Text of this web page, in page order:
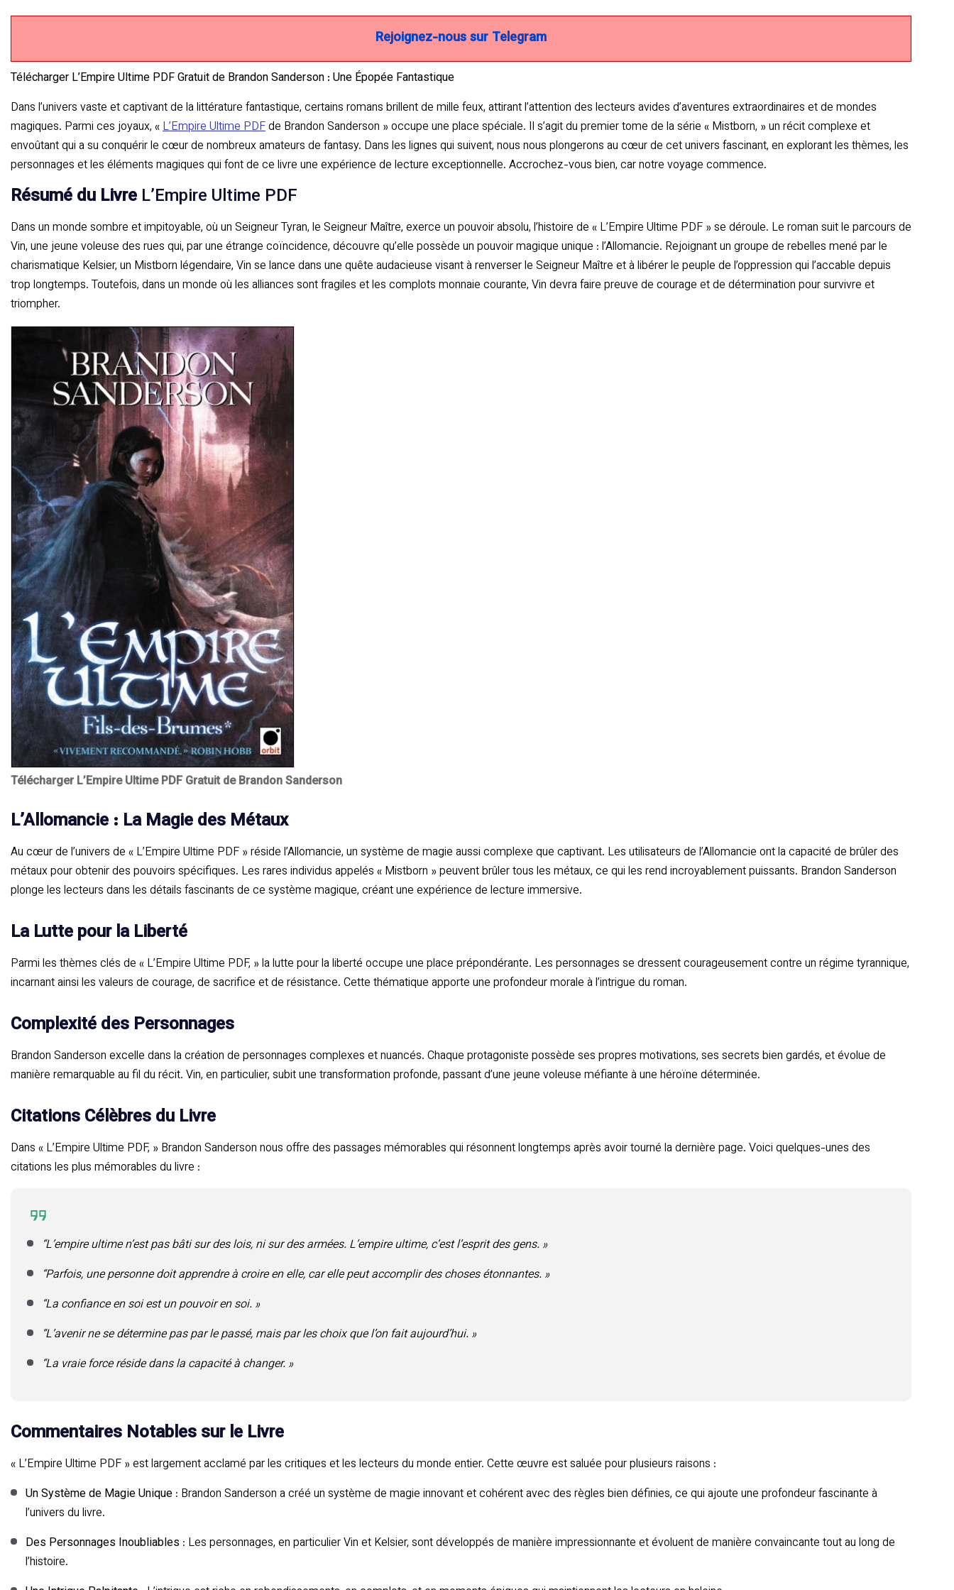
Rejoignez-nous sur Telegram
Télécharger L’Empire Ultime PDF Gratuit de Brandon Sanderson : Une Épopée Fantastique
Dans l’univers vaste et captivant de la littérature fantastique, certains romans brillent de mille feux, attirant l’attention des lecteurs avides d’aventures extraordinaires et de mondes
magiques. Parmi ces joyaux, «L’Empire Ultime PDFde Brandon Sanderson » occupe une place spéciale. Il s’agit du premier tome de la série « Mistborn, » un récit complexe et
envoûtant qui a su conquérir le cœur de nombreux amateurs de fantasy. Dans les lignes qui suivent, nous nous plongerons au cœur de cet univers fascinant, en explorant les thèmes, les
personnages et les éléments magiques qui font de ce livre une expérience de lecture exceptionnelle. Accrochez-vous bien, car notre voyage commence.
Résumé du Livre L’Empire Ultime PDF
Dans un monde sombre et impitoyable, où un Seigneur Tyran, le Seigneur Maître, exerce un pouvoir absolu, l’histoire de « L’Empire Ultime PDF » se déroule. Le roman suit le parcours de
Vin, une jeune voleuse des rues qui, par une étrange coïncidence, découvre qu’elle possède un pouvoir magique unique : l’Allomancie. Rejoignant un groupe de rebelles mené par le
charismatique Kelsier, un Mistborn légendaire, Vin se lance dans une quête audacieuse visant à renverser le Seigneur Maître et à libérer le peuple de l’oppression qui l’accable depuis
trop longtemps. Toutefois, dans un monde où les alliances sont fragiles et les complots monnaie courante, Vin devra faire preuve de courage et de détermination pour survivre et
triompher.
Télécharger L’Empire Ultime PDF Gratuit de Brandon Sanderson
L’Allomancie : La Magie des Métaux
Au cœur de l’univers de « L’Empire Ultime PDF » réside l’Allomancie, un système de magie aussi complexe que captivant. Les utilisateurs de l’Allomancie ont la capacité de brûler des
métaux pour obtenir des pouvoirs spécifiques. Les rares individus appelés « Mistborn » peuvent brûler tous les métaux, ce qui les rend incroyablement puissants. Brandon Sanderson
plonge les lecteurs dans les détails fascinants de ce système magique, créant une expérience de lecture immersive.
La Lutte pour la Liberté
Parmi les thèmes clés de « L’Empire Ultime PDF, » la lutte pour la liberté occupe une place prépondérante. Les personnages se dressent courageusement contre un régime tyrannique,
incarnant ainsi les valeurs de courage, de sacrifice et de résistance. Cette thématique apporte une profondeur morale à l’intrigue du roman.
Complexité des Personnages
Brandon Sanderson excelle dans la création de personnages complexes et nuancés. Chaque protagoniste possède ses propres motivations, ses secrets bien gardés, et évolue de
manière remarquable au fil du récit. Vin, en particulier, subit une transformation profonde, passant d’une jeune voleuse méfiante à une héroïne déterminée.
Citations Célèbres du Livre
Dans « L’Empire Ultime PDF, » Brandon Sanderson nous offre des passages mémorables qui résonnent longtemps après avoir tourné la dernière page. Voici quelques-unes des
citations les plus mémorables du livre :
“L’empire ultime n’est pas bâti sur des lois, ni sur des armées. L’empire ultime, c’est l’esprit des gens. »
“Parfois, une personne doit apprendre à croire en elle, car elle peut accomplir des choses étonnantes. »
“La confiance en soi est un pouvoir en soi. »
“L’avenir ne se détermine pas par le passé, mais par les choix que l’on fait aujourd’hui. »
“La vraie force réside dans la capacité à changer. »
Commentaires Notables sur le Livre
« L’Empire Ultime PDF » est largement acclamé par les critiques et les lecteurs du monde entier. Cette œuvre est saluée pour plusieurs raisons :
Un Système de Magie Unique : Brandon Sanderson a créé un système de magie innovant et cohérent avec des règles bien définies, ce qui ajoute une profondeur fascinante à
l’univers du livre.
Des Personnages Inoubliables : Les personnages, en particulier Vin et Kelsier, sont développés de manière impressionnante et évoluent de manière convaincante tout au long de
l’histoire.